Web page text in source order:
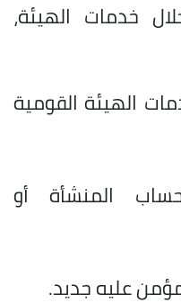
خدمات الهيئة،
الهيئة القومية
المنشأة أو
عليه جديد.